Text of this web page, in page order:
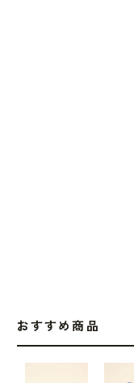
おすすめ商品